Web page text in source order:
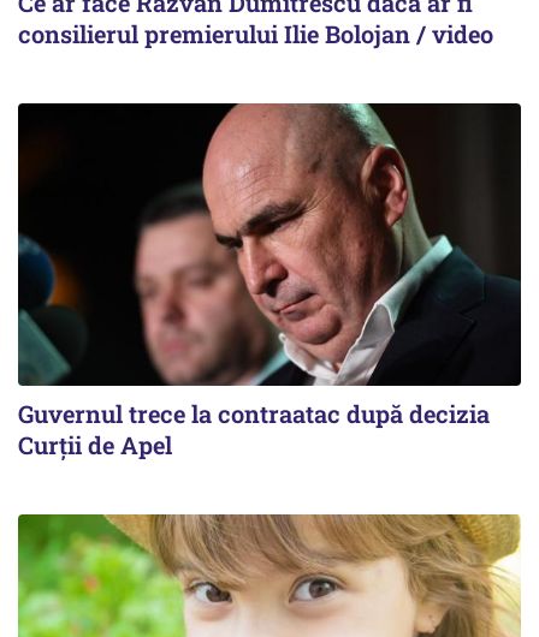
consilierul premierului Ilie Bolojan / video
Guvernul trece la contraatac după decizia
Curții de Apel